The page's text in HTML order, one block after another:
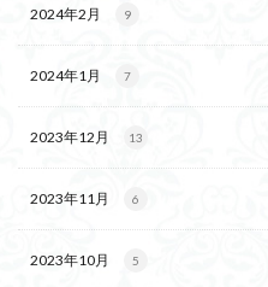
2024年2月 9
2024年1月 7
2023年12月 13
2023年11月 6
2023年10月 5